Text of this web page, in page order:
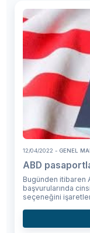
12/04/2022 - GENEL
ABD
Bugünden itibaren
başvurularında
seçeneğini